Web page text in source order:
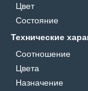
Цвет
Состояние
Технические
Соотношение
Цвета
Назначение